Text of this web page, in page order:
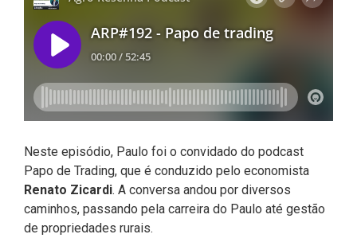
Neste episódio, Paulo foi o convidado do podcast
Papo de Trading, que é conduzido pelo economista
Renato Zicardi. A conversa andou por diversos
caminhos, passando pela carreira do Paulo até gestão
de propriedades rurais.